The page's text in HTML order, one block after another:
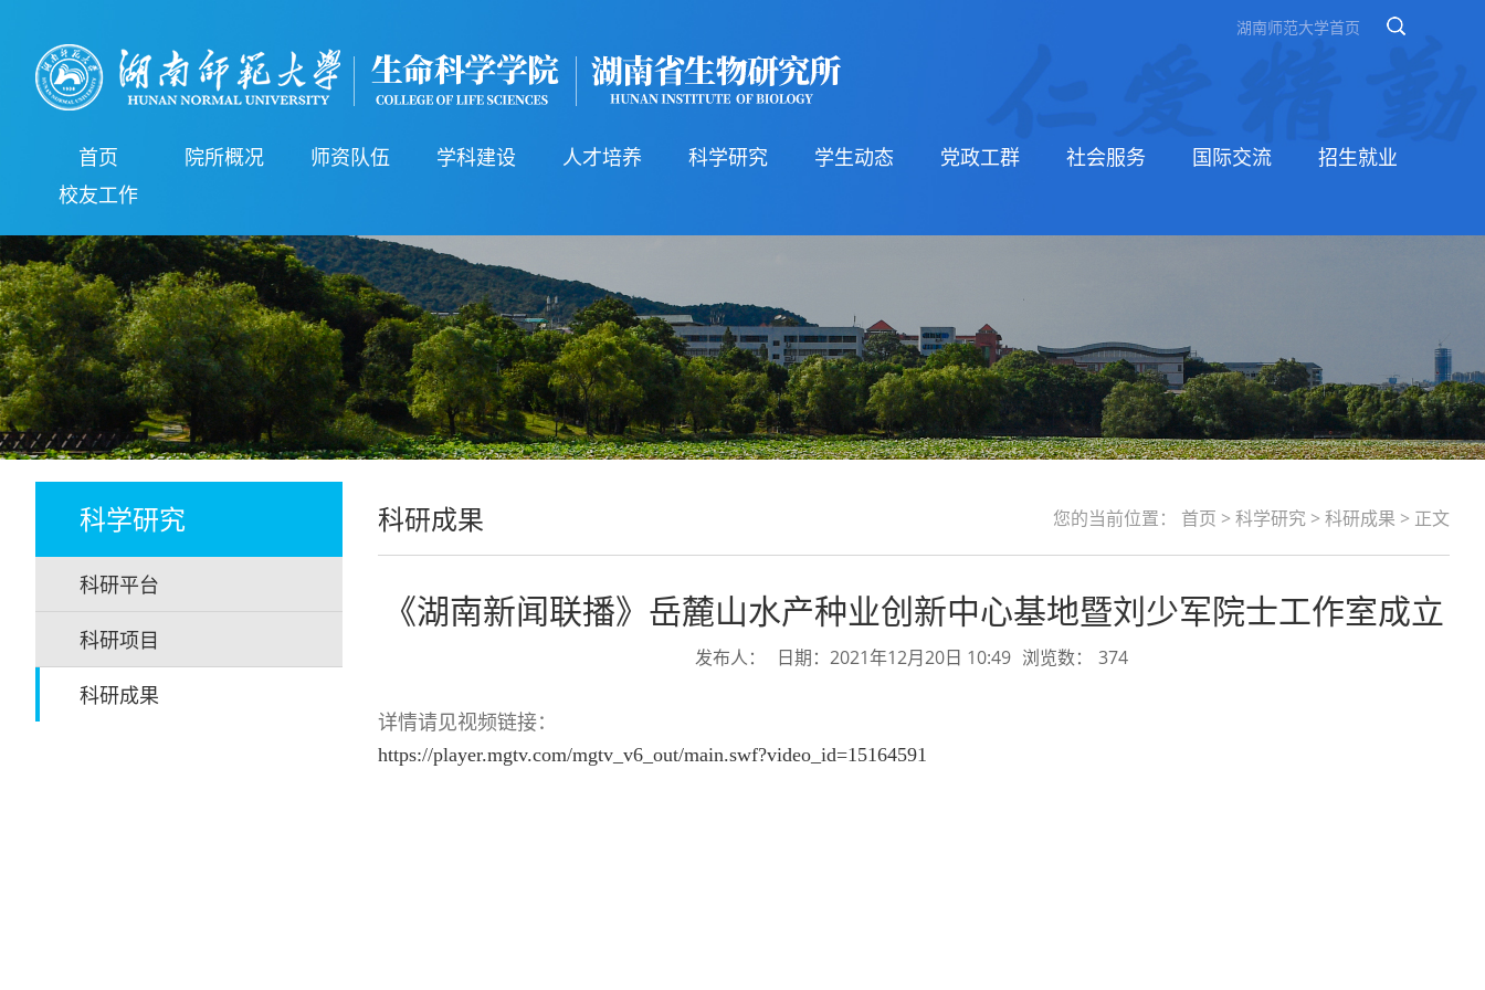
湖南师范大学首页
首页 院所概况 师资队伍 学科建设 人才培养 科学研究 学生动态 党政工群 社会服务 国际交流
招生就业
校友工作
科学研究
科研平台
科研项目
科研成果
科研成果 您的当前位置： 首页 > 科学研究 > 科研成果 > 正文
《湖南新闻联播》岳麓山水产种业创新中心基地暨刘少军院士工作室成立
发布人： 日期：2021年12月20日 10:49 浏览数： 374
详情请见视频链接：
https://player.mgtv.com/mgtv_v6_out/main.swf?video_id=15164591